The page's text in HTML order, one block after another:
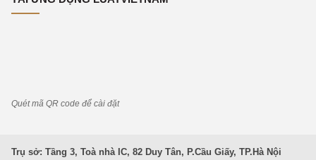
Quét mã QR code để cài đặt
Trụ sở: Tầng 3, Toà nhà IC, 82 Duy Tân, P.Cầu Giấy, TP.Hà Nội